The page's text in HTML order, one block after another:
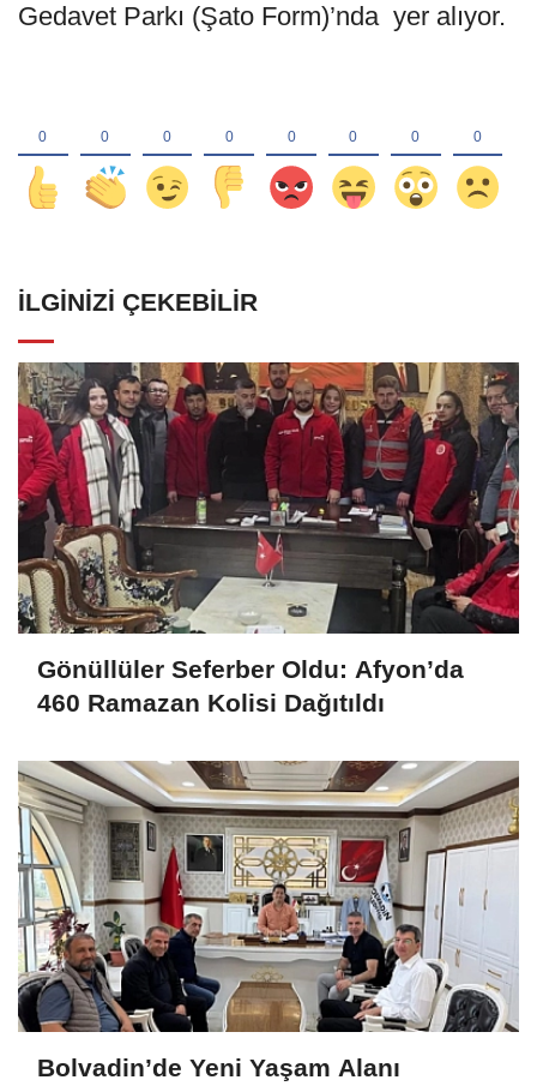
Gedavet Parkı (Şato Form)’nda yer alıyor.
İLGINIZI ÇEKEBILIR
Gönüllüler Seferber Oldu: Afyon’da
460 Ramazan Kolisi Dağıtıldı
Bolvadin’de Yeni Yaşam Alanı